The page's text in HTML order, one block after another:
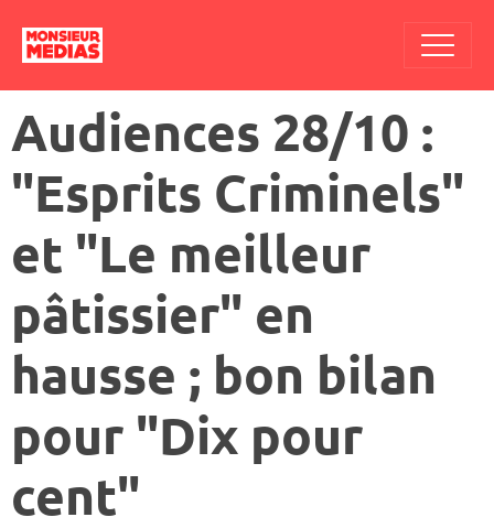
Audiences 28/10 :
"Esprits Criminels"
et "Le meilleur
pâtissier" en
hausse ; bon bilan
pour "Dix pour
cent"